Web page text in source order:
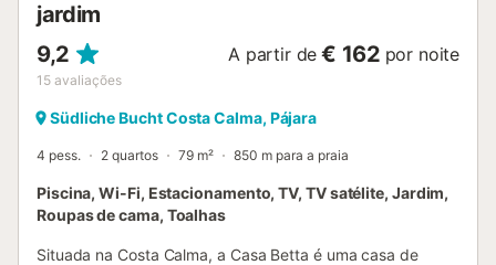
jardim
9,2
15 avaliações
A partir de € 162 por noite
Südliche Bucht Costa Calma, Pájara
4 pess. 2 quartos 79 m² 850 m para a praia
Piscina, Wi-Fi, Estacionamento, TV, TV satélite, Jardim,
Roupas de cama, Toalhas
Situada na Costa Calma, a Casa Betta é uma casa de